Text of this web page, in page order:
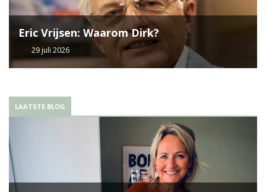
Eric Vrijsen: Waarom Dirk?
29 juli 2026
LAATSTE BLOG